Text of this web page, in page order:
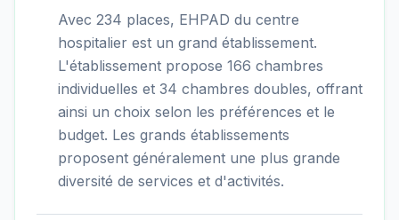
Avec 234 places, EHPAD du centre
hospitalier est un grand établissement.
L'établissement propose 166 chambres
individuelles et 34 chambres doubles, offrant
ainsi un choix selon les préférences et le
budget. Les grands établissements
proposent généralement une plus grande
diversité de services et d'activités.